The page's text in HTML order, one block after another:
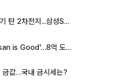
[특징주] 반도체 온기 탄 2차전지...삼성SDI, 장 초반 7% 넘게 껑충
도시브랜드, 용산 대통령실 CI 업체가 수행
금값…국내 금시세는?